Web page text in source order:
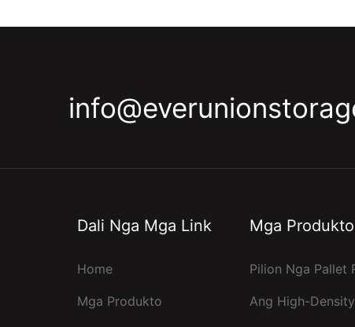
Dali Nga Mga Link
Home
Mga Produkto
Mga Produkto
Pilion Nga Pallet
Ang High-